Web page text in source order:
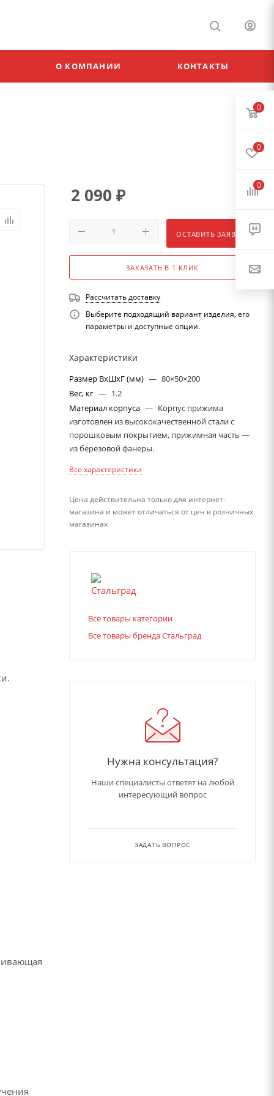
О КОМПАНИИ КОНТАКТЫ
2 090 ₽
ОСТАВИТЬ ЗАЯВКУ
ЗАКАЗАТЬ В 1 КЛИК
Рассчитать доставку
Выберите подходящий вариант изделия, его
параметры и доступные опции.
Характеристики
Размер ВхШхГ (мм) — 80×50×200
Вес, кг — 1.2
Материал корпуса — Корпус прижима
изготовлен из высококачественной стали с
порошковым покрытием, прижимная часть —
из берёзовой фанеры.
Все характеристики
Цена действительна только для интернет-
магазина и может отличаться от цен в розничных
магазинах
Все товары категории
Все товары бренда Стальград
Нужна консультация?
Наши специалисты ответят на любой
интересующий вопрос
ЗАДАТЬ ВОПРОС
0
0
0